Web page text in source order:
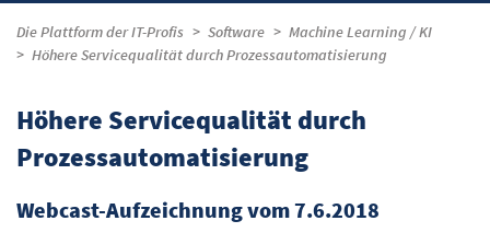
Die Plattform der IT-Profis Software
Machine Learning / KI
Höhere Servicequalität durch Prozessautomatisierung
Höhere Servicequalität durch
Prozessautomatisierung
Webcast-Aufzeichnung vom 7.6.2018